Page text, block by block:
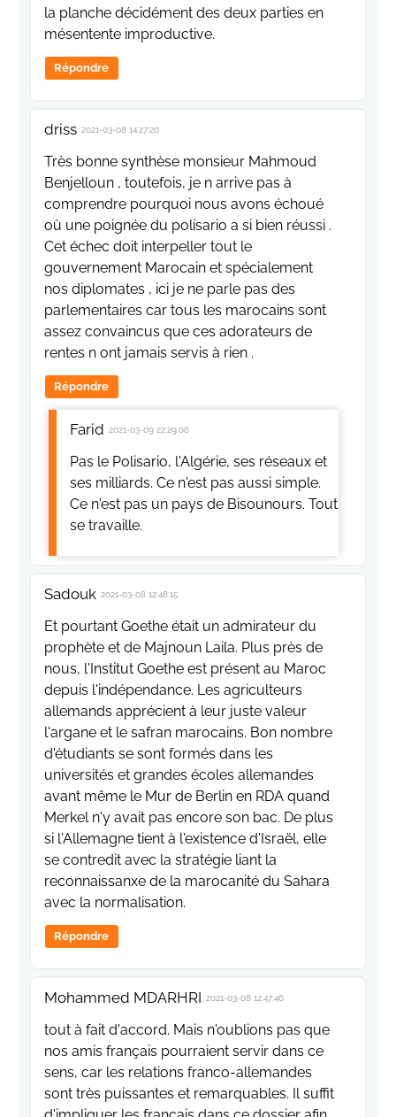
la planche décidément des deux parties en
mésentente improductive.
Répondre
driss 2021-03-08 14:27:20
Très bonne synthèse monsieur Mahmoud
Benjelloun , toutefois, je n arrive pas à
comprendre pourquoi nous avons échoué
où une poignée du polisario a si bien réussi .
Cet échec doit interpeller tout le
gouvernement Marocain et spécialement
nos diplomates , ici je ne parle pas des
parlementaires car tous les marocains sont
assez convaincus que ces adorateurs de
rentes n ont jamais servis à rien .
Répondre
Farid 2021-03-09 22:29:06
Pas le Polisario, l'Algérie, ses réseaux et
ses milliards. Ce n'est pas aussi simple.
Ce n'est pas un pays de Bisounours. Tout
se travaille.
Sadouk 2021-03-08 12:48:15
Et pourtant Goethe était un admirateur du
prophète et de Majnoun Laila. Plus près de
nous, l'Institut Goethe est présent au Maroc
depuis l'indépendance. Les agriculteurs
allemands apprécient à leur juste valeur
l'argane et le safran marocains. Bon nombre
d'étudiants se sont formés dans les
universités et grandes écoles allemandes
avant même le Mur de Berlin en RDA quand
Merkel n'y avait pas encore son bac. De plus
si l'Allemagne tient à l'existence d'Israël, elle
se contredit avec la stratégie liant la
reconnaissanxe de la marocanité du Sahara
avec la normalisation.
Répondre
Mohammed MDARHRI 2021-03-08 12:47:46
tout à fait d'accord. Mais n'oublions pas que
nos amis français pourraient servir dans ce
sens, car les relations franco-allemandes
sont très puissantes et remarquables. Il suffit